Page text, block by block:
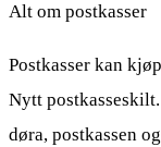
Alt om postkasser
Postkasser kan
Nytt
døra, postkassen